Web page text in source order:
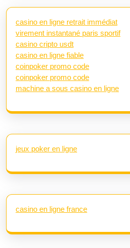
casino en ligne retrait immédiat
virement instantané paris sportif
casino cripto usdt
casino en ligne fiable
coinpoker promo code
coinpoker promo code
machine a sous casino en ligne
jeux poker en ligne
casino en ligne france